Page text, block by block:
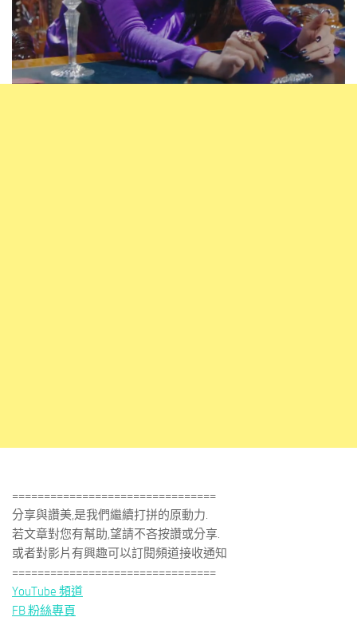
================================
分享與讚美,是我們繼續打拼的原動力.
若文章對您有幫助,望請不吝按讚或分享.
或者對影片有興趣可以訂閱頻道接收通知
================================
YouTube 頻道
FB 粉絲專頁